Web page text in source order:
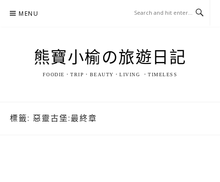
MENU
熊寶小榆の旅遊日記
FOODIE．TRIP．BEAUTY．LIVING ．TIMELESS
標籤: 惡靈古堡:最終章